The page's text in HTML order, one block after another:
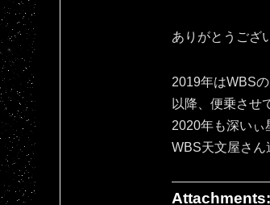
ありがとうござ
2019年はWBS
以降、便乗させ
2020年も深い
WBS天文屋さん
Attachments: